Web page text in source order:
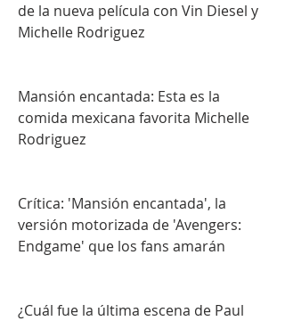
de la nueva película con Vin Diesel y
Michelle Rodriguez
Mansión encantada: Esta es la
comida mexicana favorita Michelle
Rodriguez
Crítica: 'Mansión encantada', la
versión motorizada de 'Avengers:
Endgame' que los fans amarán
¿Cuál fue la última escena de Paul